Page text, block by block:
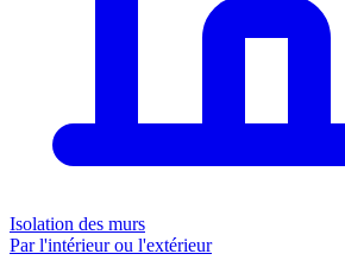
Isolation des murs
Par l'intérieur ou l'extérieur